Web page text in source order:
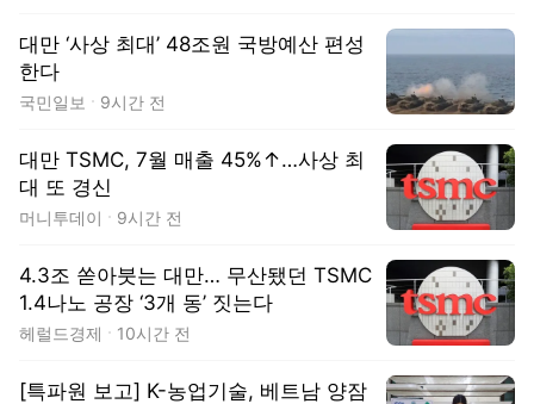
대만 ‘사상 최대’ 48조원 국방예산 편성
한다
국민일보 9시간 전
대만 TSMC, 7월 매출 45%↑…사상 최
대 또 경신
머니투데이 9시간 전
4.3조 쏟아붓는 대만… 무산됐던 TSMC
1.4나노 공장 ‘3개 동’ 짓는다
헤럴드경제 10시간 전
[특파원 보고] K-농업기술, 베트남 양잠